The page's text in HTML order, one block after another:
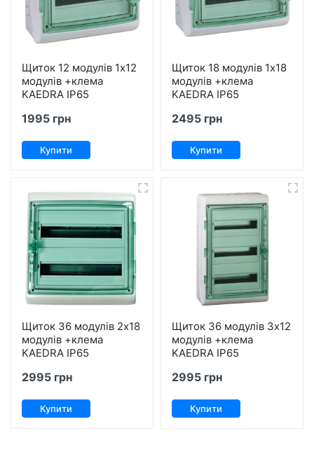
Щиток 12 модулів 1х12
модулів +клема
KAEDRA IP65
1995 грн
Купити
Щиток 18 модулів 1х18
модулів +клема
KAEDRA IP65
2495 грн
Купити
Щиток 36 модулів 2х18
модулів +клема
KAEDRA IP65
2995 грн
Купити
Щиток 36 модулів 3х12
модулів +клема
KAEDRA IP65
2995 грн
Купити